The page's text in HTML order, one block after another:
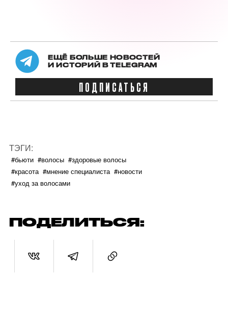
ЕЩЁ БОЛЬШЕ НОВОСТЕЙ
И ИСТОРИЙ В TELEGRAM
ПОДПИСАТЬСЯ
ТЭГИ:
#бьюти #волосы #здоровые волосы
#красота #мнение специалиста #новости
#уход за волосами
ПОДЕЛИТЬСЯ: